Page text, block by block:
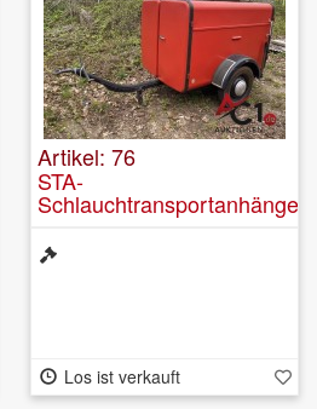
Artikel: 76
STA-
Schlauchtransportanhänger
Los ist verkauft